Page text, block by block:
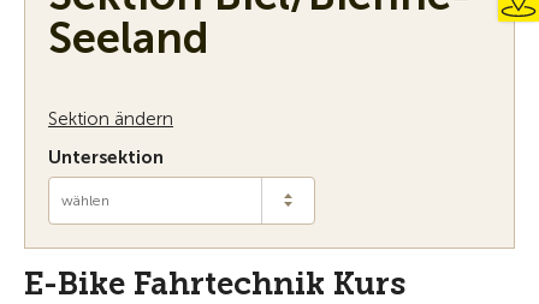
Seeland
Sektion ändern
Untersektion
wählen
E-Bike Fahrtechnik Kurs